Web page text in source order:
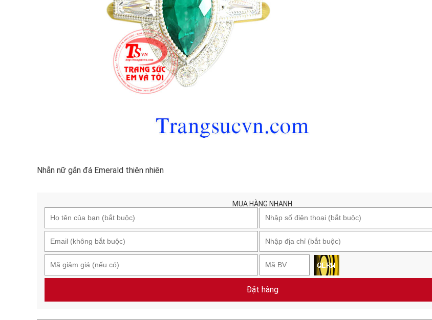
Nhẫn nữ gắn đá Emerald thiên nhiên
MUA HÀNG NHANH
Đặt hàng